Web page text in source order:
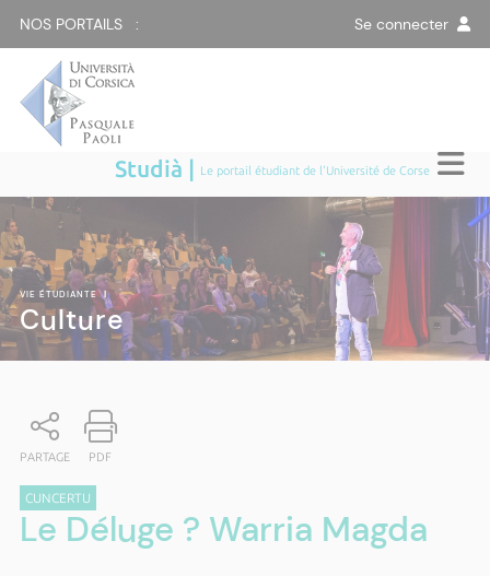
NOS PORTAILS : Se connecter
Studià | Le portail étudiant de l'Université de Corse
VIE ÉTUDIANTE|
Culture
PARTAGE PDF
CUNCERTU
Le Déluge ? Warria Magda